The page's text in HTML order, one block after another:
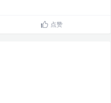
点赞